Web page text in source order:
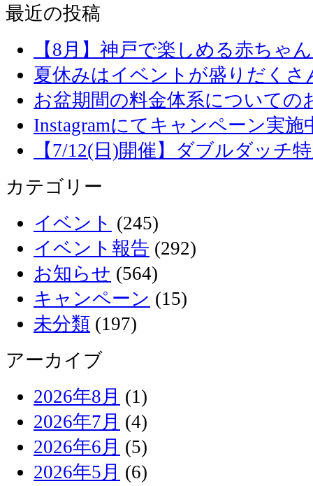
最近の投稿
【8月】神戸で楽しめる赤ちゃ
夏休みはイベントが盛りだくさ
お盆期間の料金体系についての
Instagramにてキャンペーン実施
【7/12(日)開催】ダブルダッチ
カテゴリー
イベント (245)
イベント報告 (292)
お知らせ (564)
キャンペーン (15)
未分類 (197)
アーカイブ
2026年8月 (1)
2026年7月 (4)
2026年6月 (5)
2026年5月 (6)